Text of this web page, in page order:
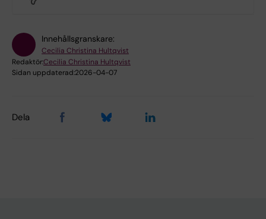
Innehållsgranskare:
Cecilia Christina Hultqvist
Redaktör:Cecilia Christina Hultqvist
Sidan uppdaterad:2026-04-07
Dela